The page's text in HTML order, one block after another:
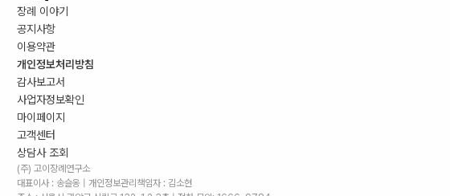
장례 이야기
공지사항
이용약관
개인정보처리방침
감사보고서
사업자정보확인
마이페이지
고객센터
상담사 조회
(주) 고이장례연구소
대표이사 : 송슬옹 | 개인정보관리책임자 : 김소현